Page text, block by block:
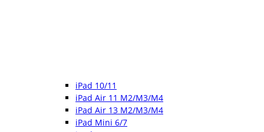
iPad 10/11
iPad Air 11 M2/M3/M4
iPad Air 13 M2/M3/M4
iPad Mini 6/7